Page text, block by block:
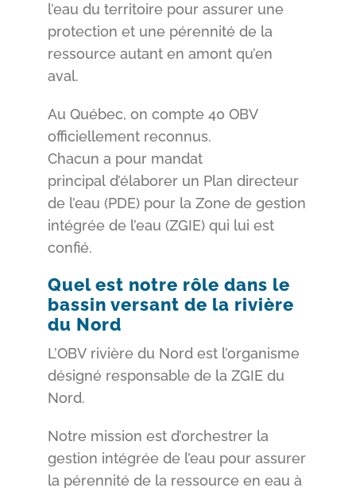
l’eau du territoire pour assurer une
protection et une pérennité de la
ressource autant en amont qu’en
aval.
Au Québec, on compte 40 OBV
officiellement reconnus.
Chacun a pour mandat
principal d’élaborer un Plan directeur
de l’eau (PDE) pour la Zone de gestion
intégrée de l’eau (ZGIE) qui lui est
confié.
Quel est notre rôle dans le
bassin versant de la rivière
du Nord
L’OBV rivière du Nord est l’organisme
désigné responsable de la ZGIE du
Nord.
Notre mission est d’orchestrer la
gestion intégrée de l’eau pour assurer
la pérennité de la ressource en eau à